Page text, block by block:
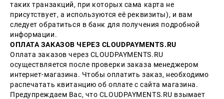
таких транзакций, при которых сама карта не
присутствует, а используются её реквизиты), и вам
следует обратиться в банк для получения подробной
информации.
ОПЛАТА ЗАКАЗОВ ЧЕРЕЗ CLOUDPAYMENTS.RU
Оплата заказов через CLOUDPAYMENTS.RU
осуществляется после проверки заказа менеджером
интернет-магазина. Чтобы оплатить заказ, необходимо
распечатать квитанцию об оплате с сайта магазина.
Предупреждаем Вас, что CLOUDPAYMENTS.RU взымает